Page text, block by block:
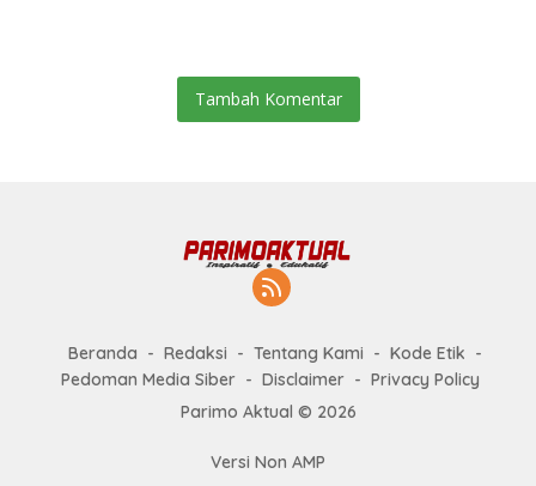
Tambah Komentar
Beranda Redaksi Tentang Kami
Kode Etik
Pedoman Media Siber
Disclaimer
Privacy Policy
Parimo Aktual © 2026
Versi Non AMP